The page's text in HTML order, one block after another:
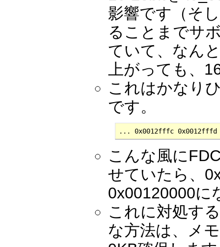
影響です（そ
ることまでサ
ていて、なん
上がっても、
これはかなり
です。
... 0x0012fffc 0x0012fffd
こんな風に
せていたら、
0x00120000に
これに対処す
な方法は、メ